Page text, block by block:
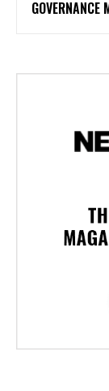
GOVERNANCE